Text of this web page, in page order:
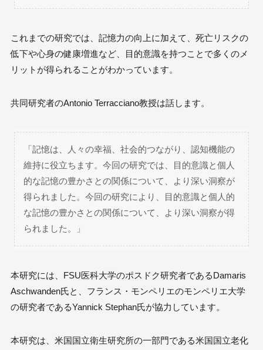
これまでの研究では、記憶力の向上に加えて、死亡リスクの
低下や心身の健康増進など、目的意識を持つことで多くのメ
リットが得られることがわかっています。
共同研究者のAntonio Terracciano教授は話します。
「記憶は、人々の幸福、社会的つながり、認知機能の
維持に役立ちます。今回の研究では、目的意識と個人
的な記憶の豊かさとの関係について、より深い洞察が
得られました。今回の研究により、目的意識と個人的
な記憶の豊かさとの関係について、より深い洞察が得
られました。」
本研究には、FSU医科大学のポスドク研究者であるDamaris
Aschwanden氏と、フランス・モンペリエのモンペリエ大学
の研究者であるYannick Stephan氏が協力しています。
本研究は、米国国立衛生研究所の一部門である米国国立老化